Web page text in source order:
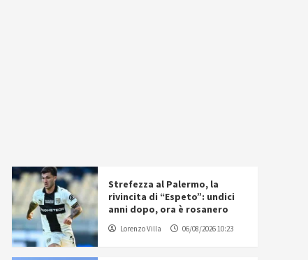
Strefezza al Palermo, la
rivincita di “Espeto”: undici
anni dopo, ora è rosanero
Lorenzo Villa 06/08/2026 10:23